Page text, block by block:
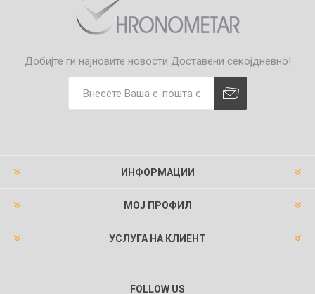
Добијте ги најновите новости Доставени секојдневно!
ИНФОРМАЦИИ
МОЈ ПРОФИЛ
УСЛУГА НА КЛИЕНТ
FOLLOW US